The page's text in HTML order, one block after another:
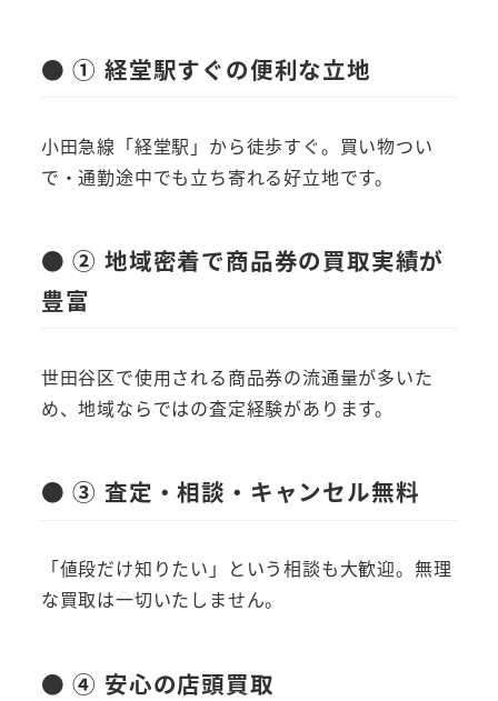
● ① 経堂駅すぐの便利な立地
小田急線「経堂駅」から徒歩すぐ。買い物つい
で・通勤途中でも立ち寄れる好立地です。
● ② 地域密着で商品券の買取実績が
豊富
世田谷区で使用される商品券の流通量が多いた
め、地域ならではの査定経験があります。
● ③ 査定・相談・キャンセル無料
「値段だけ知りたい」という相談も大歓迎。無理
な買取は一切いたしません。
● ④ 安心の店頭買取